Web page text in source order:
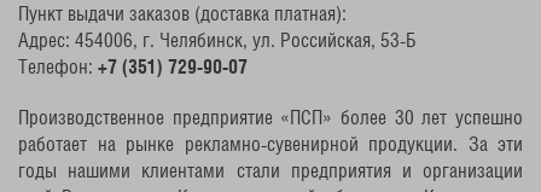
Пункт выдачи заказов (доставка платная):
Адрес: 454006, г. Челябинск, ул. Российская, 53-Б
Телефон: +7 (351) 729-90-07
Производственное предприятие «ПСП» более 30 лет успешно
работает на рынке рекламно-сувенирной продукции. За эти
годы нашими клиентами стали предприятия и организации